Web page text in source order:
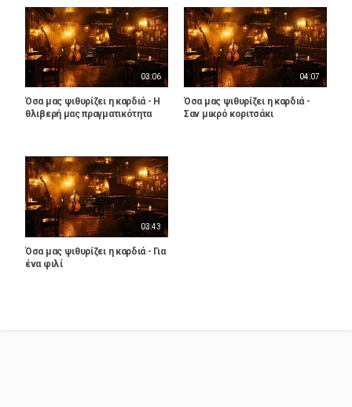
03:06
Όσα μας ψιθυρίζει η καρδιά - Η
θλιβερή μας πραγματικότητα
04:07
Όσα μας ψιθυρίζει η καρδιά -
Σαν μικρό κοριτσάκι
03:43
Όσα μας ψιθυρίζει η καρδιά - Για
ένα φιλί